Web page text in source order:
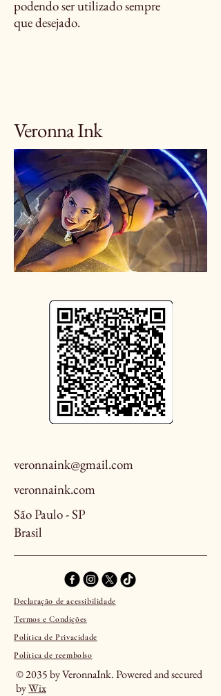
podendo ser utilizado sempre
que desejado.
Veronna Ink
veronnaink@gmail.com
veronnaink.com
São Paulo - SP
Brasil
Declaração de acessibilidade
Termos e Condições
Política de Privacidade
Política de reembolso
© 2035 by VeronnaInk. Powered and secured
byWix